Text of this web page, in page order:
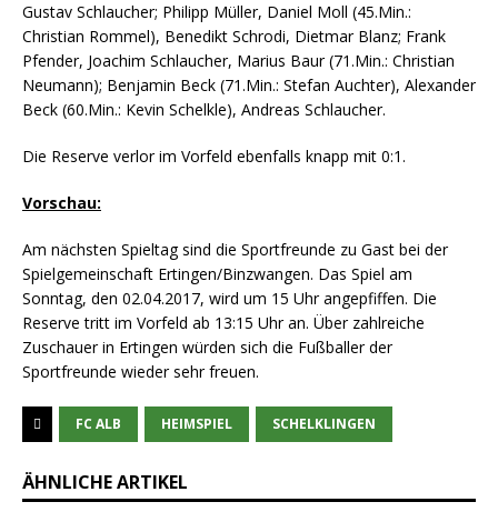
Gustav Schlaucher; Philipp Müller, Daniel Moll (45.Min.:
Christian Rommel), Benedikt Schrodi, Dietmar Blanz; Frank
Pfender, Joachim Schlaucher, Marius Baur (71.Min.: Christian
Neumann); Benjamin Beck (71.Min.: Stefan Auchter), Alexander
Beck (60.Min.: Kevin Schelkle), Andreas Schlaucher.
Die Reserve verlor im Vorfeld ebenfalls knapp mit 0:1.
Vorschau:
Am nächsten Spieltag sind die Sportfreunde zu Gast bei der
Spielgemeinschaft Ertingen/Binzwangen. Das Spiel am
Sonntag, den 02.04.2017, wird um 15 Uhr angepfiffen. Die
Reserve tritt im Vorfeld ab 13:15 Uhr an. Über zahlreiche
Zuschauer in Ertingen würden sich die Fußballer der
Sportfreunde wieder sehr freuen.
FC ALB HEIMSPIEL SCHELKLINGEN
ÄHNLICHE ARTIKEL